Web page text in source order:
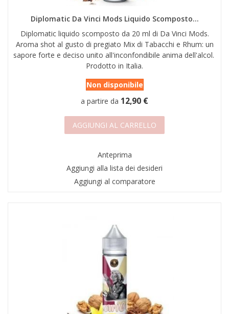
Diplomatic Da Vinci Mods Liquido Scomposto...
Diplomatic liquido scomposto da 20 ml di Da Vinci Mods.
Aroma shot al gusto di pregiato Mix di Tabacchi e Rhum: un
sapore forte e deciso unito all'inconfondibile anima dell'alcol.
Prodotto in Italia.
Non disponibile
a partire da 12,90 €
AGGIUNGI AL CARRELLO
Anteprima
Aggiungi alla lista dei desideri
Aggiungi al comparatore